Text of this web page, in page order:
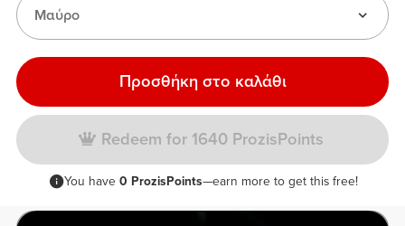
Μαύρο
Προσθήκη στο καλάθι
Redeem for 1640 ProzisPoints
You have 0 ProzisPoints—earn more to get this free!